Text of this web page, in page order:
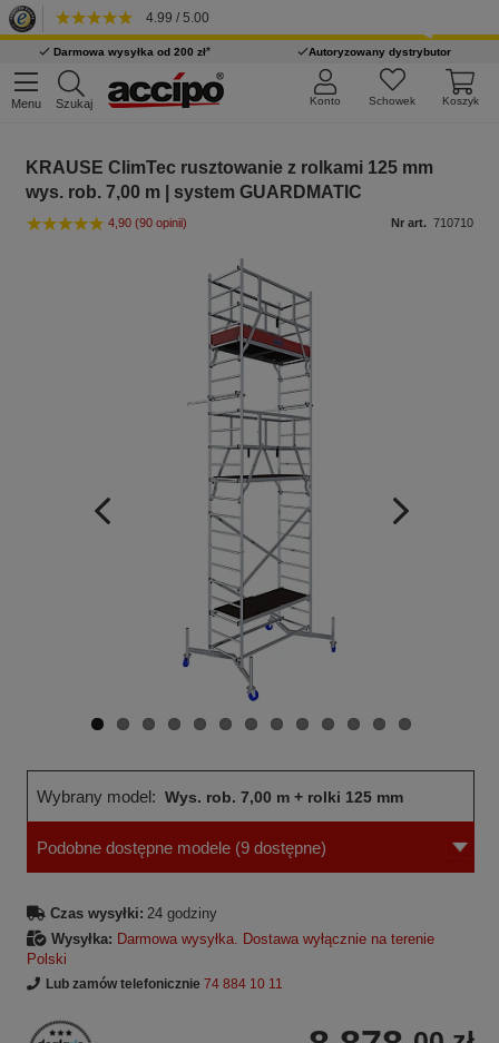
4.99 / 5.00
Darmowa wysyłka od 200 zł* Autoryzowany dystrybutor
Menu Szukaj Koszyk
Schowek
Konto
KRAUSE ClimTec rusztowanie z rolkami 125 mm
wys. rob. 7,00 m | system GUARDMATIC
4,90 (90 opinii) Nr art. 710710
Wybrany model: Wys. rob. 7,00 m + rolki 125 mm
Podobne dostępne modele (9 dostępne)
Czas wysyłki: 24 godziny
Wysyłka: Darmowa wysyłka. Dostawa wyłącznie na terenie
Polski
Lub zamów telefonicznie 74 884 10 11